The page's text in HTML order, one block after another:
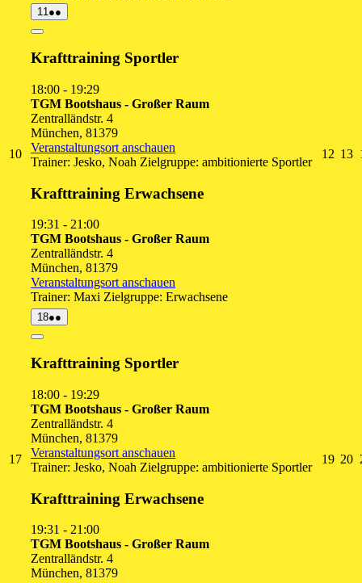
1010.
August
11 11.
August
●●
Veranstaltungen)
Close
Krafttraining Sportler
18:00 - 19:29
TGM Bootshaus - Großer Raum
Zentralländstr. 4
München, 81379
Veranstaltungsort anschauen
Trainer: Jesko, Noah Zielgruppe: ambitionierte Sportler
Krafttraining Erwachsene
19:31 - 21:00
TGM Bootshaus - Großer Raum
Zentralländstr. 4
München, 81379
Veranstaltungsort anschauen
Trainer: Maxi Zielgruppe: Erwachsene
12 12.
13
1717.
August
1818.
August
●●
Veranstaltungen)
Close
Krafttraining Sportler
18:00 - 19:29
TGM Bootshaus - Großer Raum
Zentralländstr. 4
München, 81379
Veranstaltungsort anschauen
Trainer: Jesko, Noah Zielgruppe: ambitionierte Sportler
Krafttraining Erwachsene
19:31 - 21:00
TGM Bootshaus - Großer Raum
Zentralländstr. 4
München, 81379
1919.
20